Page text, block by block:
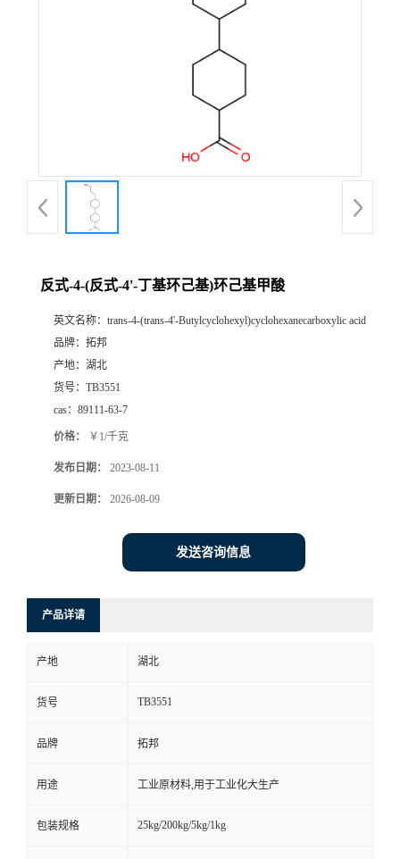
反式-4-(反式-4'-丁基环己基)环己基甲酸
英文名称： trans-4-(trans-4'-Butylcyclohexyl)cyclohexanecarboxylic acid
品牌： 拓邦
产地： 湖北
货号： TB3551
cas： 89111-63-7
价格： ￥1/千克
发布日期： 2023-08-11
更新日期： 2026-08-09
发送咨询信息
产品详请
产地 湖北
货号 TB3551
品牌 拓邦
用途 工业原材料,用于工业化大生产
包装规格 25kg/200kg/5kg/1kg